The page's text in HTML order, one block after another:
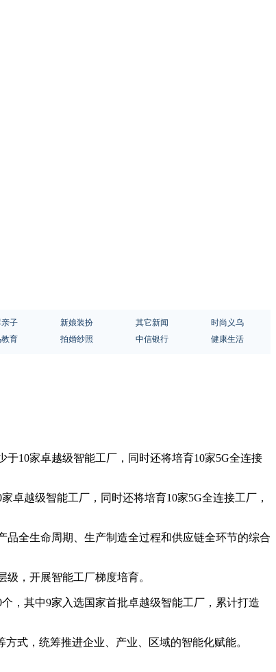
子 新娘装扮 其它新闻
时尚义乌
教育 拍婚纱照 中信银行 健康生活
10家卓越级智能工厂，同时还将培育10家5G全连接
卓越级智能工厂，同时还将培育10家5G全连接工厂，
全生命周期、生产制造全过程和供应链全环节的综合
，开展智能工厂梯度培育。
，其中9家入选国家首批卓越级智能工厂，累计打造
式，统筹推进企业、产业、区域的智能化赋能。